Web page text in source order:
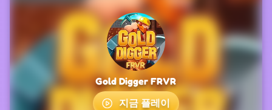
Gold Digger FRVR
지금 플레이